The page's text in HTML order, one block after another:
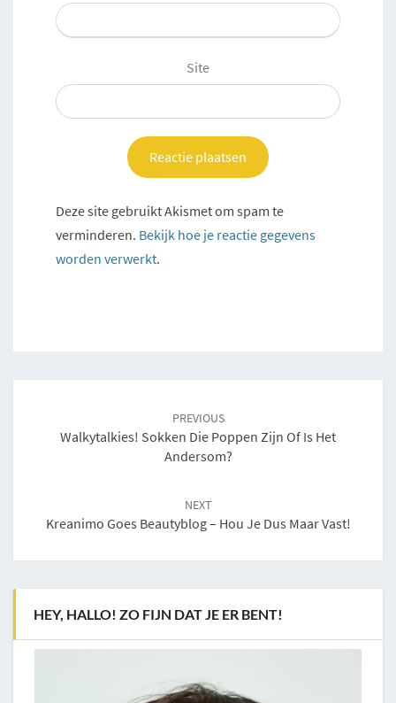
Site
Deze site gebruikt Akismet om spam te
verminderen. Bekijk hoe je reactie gegevens
worden verwerkt.
PREVIOUS
Walkytalkies! Sokken Die Poppen Zijn Of Is Het
Andersom?
NEXT
Kreanimo Goes Beautyblog – Hou Je Dus Maar Vast!
HEY, HALLO! ZO FIJN DAT JE ER BENT!